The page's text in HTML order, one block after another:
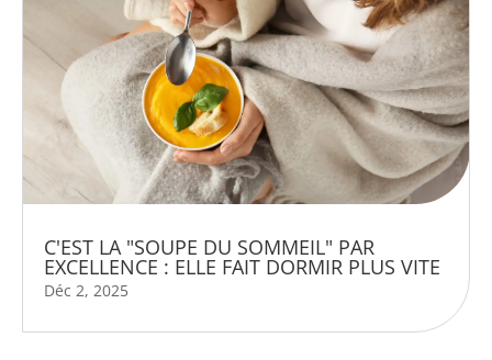
C'EST LA "SOUPE DU SOMMEIL" PAR
EXCELLENCE : ELLE FAIT DORMIR PLUS VITE
Déc 2, 2025